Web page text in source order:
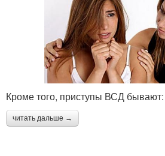
Кроме того, приступы ВСД бывают:
читать дальше →